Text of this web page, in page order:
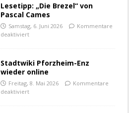
Lesetipp: „Die Brezel“ von
Pascal Cames
Samstag, 6. Juni 2026
Kommentare
deaktiviert
Stadtwiki Pforzheim-Enz
wieder online
Freitag, 8. Mai 2026
Kommentare
deaktiviert